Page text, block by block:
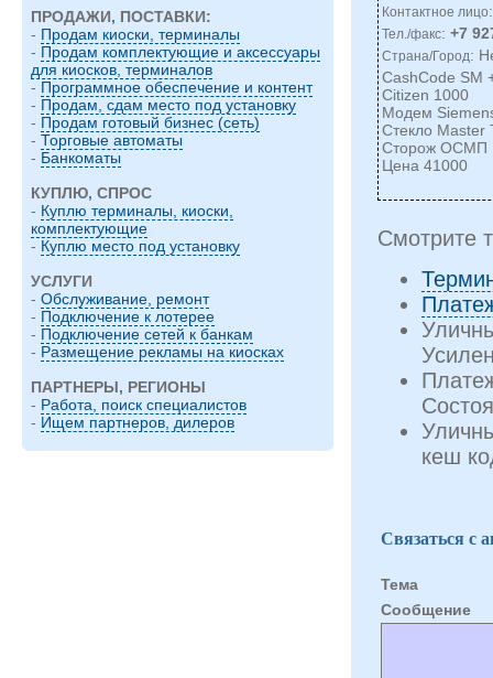
ПРОДАЖИ, ПОСТАВКИ:
- Продам киоски, терминалы
- Продам комплектующие и аксессуары
для киосков, терминалов
- Программное обеспечение и контент
- Продам, сдам место под установку
- Продам готовый бизнес (сеть)
- Торговые автоматы
- Банкоматы
КУПЛЮ, СПРОС
- Куплю терминалы, киоски,
комплектующие
- Куплю место под установку
УСЛУГИ
- Обслуживание, ремонт
- Подключение к лотерее
- Подключение сетей к банкам
- Размещение рекламы на киосках
ПАРТНЕРЫ, РЕГИОНЫ
- Работа, поиск специалистов
- Ищем партнеров, дилеров
Контактное лицо
Тел./факс: +7
Страна/Город:
CashCode SM
Citizen 1000
Модем
Стекло Master
Сторож ОСМП
Цена 41000
Смотрите
кеш
Связаться с
Тема
Cообщение